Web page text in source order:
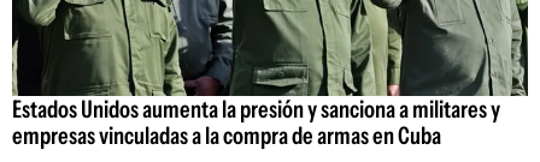
Estados Unidos aumenta la presión y sanciona a militares y
empresas vinculadas a la compra de armas en Cuba